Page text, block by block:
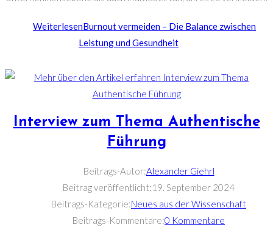
WeiterlesenBurnout vermeiden – Die Balance zwischen
Leistung und Gesundheit
Interview zum Thema Authentische
Führung
Beitrags-Autor:Alexander Giehrl
Beitrag veröffentlicht:19. September 2024
Beitrags-Kategorie:Neues aus der Wissenschaft
Beitrags-Kommentare:0 Kommentare